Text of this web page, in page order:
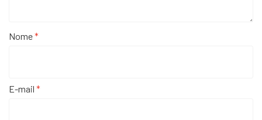
Nome*
E-mail *